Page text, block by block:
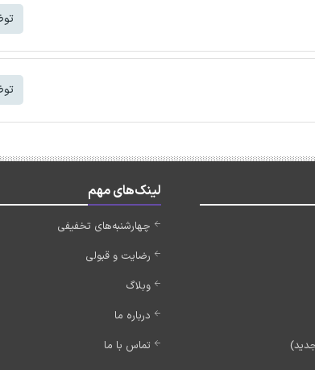
لینک‌های مهم
چهارشنبه‌های تخفیفی
رضایت و قبولی
وبلاگ
درباره ما
تماس با ما